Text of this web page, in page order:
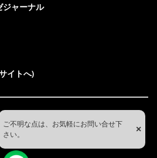
ご不明な点は、お気軽にお問い合せ下
さい。
×
ャーナル
イトへ)